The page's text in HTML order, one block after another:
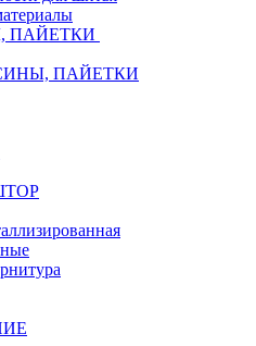
ПАЙЕТКИ
ПАЙЕТКИ